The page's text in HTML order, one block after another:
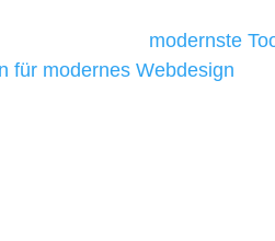
modernste
für modernes Webdesign